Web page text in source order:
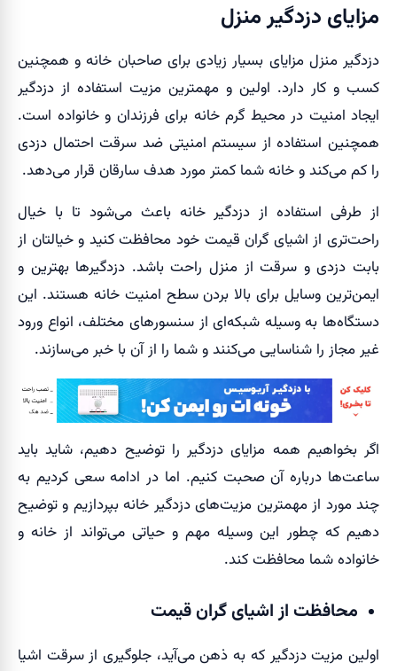
مزایای دزدگیر منزل
دزدگیر منزل مزایای بسیار زیادی برای صاحبان خانه و همچنین
کسب و کار دارد. اولین و مهمترین مزیت استفاده از دزدگیر
ایجاد امنیت در محیط گرم خانه برای فرزندان و خانواده است.
همچنین استفاده از سیستم امنیتی ضد سرقت احتمال دزدی
را کم می‌کند و خانه شما کمتر مورد هدف سارقان قرار می‌دهد.
از طرفی استفاده از دزدگیر خانه باعث می‌شود تا با خیال
راحت‌تری از اشیای گران قیمت خود محافظت کنید و خیالتان از
بابت دزدی و سرقت از منزل راحت باشد. دزدگیرها بهترین و
ایمن‌ترین وسایل برای بالا بردن سطح امنیت خانه هستند. این
دستگاه‌ها به وسیله شبکه‌ای از سنسورهای مختلف، انواع ورود
غیر مجاز را شناسایی می‌کنند و شما را از آن با خبر می‌سازند.
اگر بخواهیم همه مزایای دزدگیر را توضیح دهیم، شاید باید
ساعت‌ها درباره آن صحبت کنیم. اما در ادامه سعی کردیم به
چند مورد از مهمترین مزیت‌های دزدگیر خانه بپردازیم و توضیح
دهیم که چطور این وسیله مهم و حیاتی می‌تواند از خانه و
خانواده شما محافظت کند.
محافظت از اشیای گران قیمت
اولین مزیت دزدگیر که به ذهن می‌آید، جلوگیری از سرقت اشیا